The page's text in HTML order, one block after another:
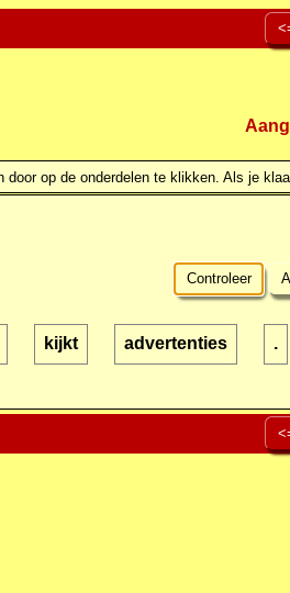
door op de onderdelen te klikken. Als je
Controleer
kijkt advertenties .